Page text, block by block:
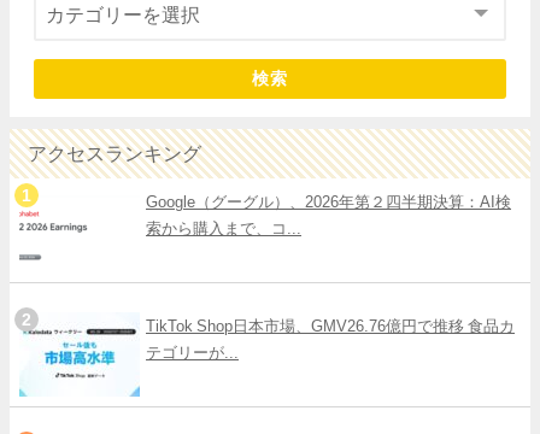
検索
アクセスランキング
Google（グーグル）、2026年第２四半期決算：AI検
索から購入まで、コ...
TikTok Shop日本市場、GMV26.76億円で推移 食品カ
テゴリーが...